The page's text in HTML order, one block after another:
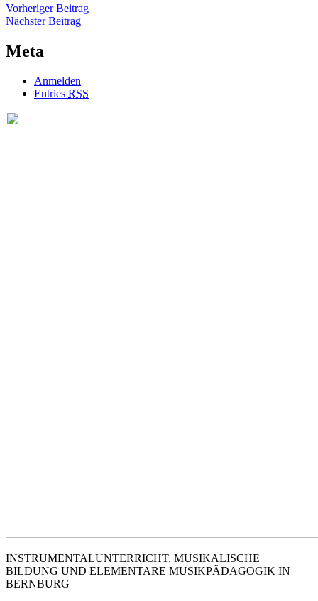
Beitragsnavigation
Vorheriger BeitragVorheriger
Nächster BeitragNächster
Meta
Anmelden
Entries RSS
INSTRUMENTALUNTERRICHT, MUSIKALISCHE
BILDUNG UND ELEMENTARE MUSIKPÄDAGOGIK IN
BERNBURG